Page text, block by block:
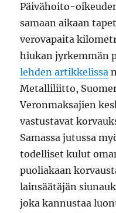
Päivähoito-
samaan aikaan
verovapaita
hiukan jyrkemmän
lehden artikkelissa
Metalliliitto,
Veronmaksajien
vastustavat
Samassa jutussa
todelliset kulut
puoliakaan
lainsäätäjän
joka kannustaa